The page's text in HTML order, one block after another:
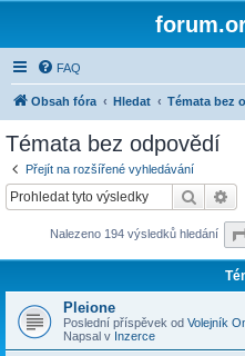
FAQ
Obsah fóra Hledat Témata bez
Témata bez odpovědí
Přejít na rozšířené vyhledávání
Hledat
Nalezeno 194 výsledků hledání
Pleione
Poslední příspěvek od Volejník
Napsal v Inzerce